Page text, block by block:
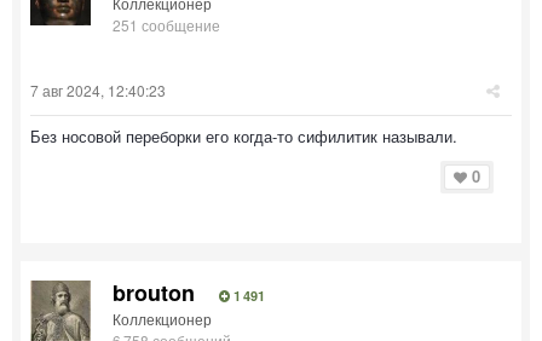
251 сообщение
7 авг 2024, 12:40:23
Без носовой переборки его когда-то сифилитик называли.
0
brouton 1 491
Коллекционер